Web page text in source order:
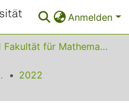
Anmelden
01 Fakultät für Mathematik
2022